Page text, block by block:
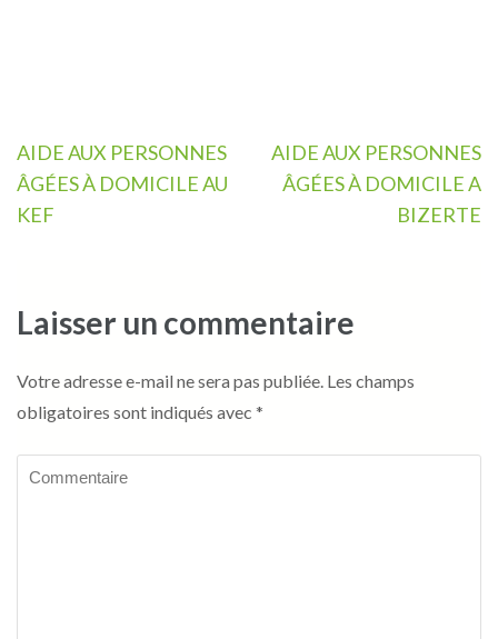
Navigation
de
l’article
AIDE AUX PERSONNES
ÂGÉES À DOMICILE AU
KEF
AIDE AUX PERSONNES
ÂGÉES À DOMICILE A
BIZERTE
Laisser un commentaire
Votre adresse e-mail ne sera pas publiée. Les champs
obligatoires sont indiqués avec *
Commentaire